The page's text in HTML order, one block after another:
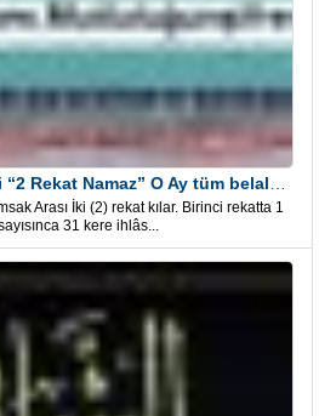
Arası İki (2) rekat kılar. Birinci rekatta 1
31 kere ihlâs...